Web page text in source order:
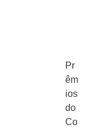
Pr
êm
ios
do
Co